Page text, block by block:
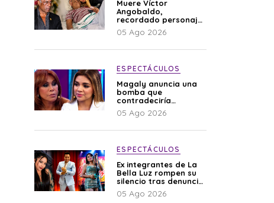
Muere Víctor
Angobaldo,
recordado personaje
de la farándula y
expareja de Shirley
05 Ago 2026
ESPECTÁCULOS
Magaly anuncia una
bomba que
contradeciría
comunicado de La
Bella Luz: “Hay un
05 Ago 2026
ESPECTÁCULOS
Ex integrantes de La
Bella Luz rompen su
silencio tras denuncia
de Naldy: “Todo el
mundo lo sabía”
05 Ago 2026